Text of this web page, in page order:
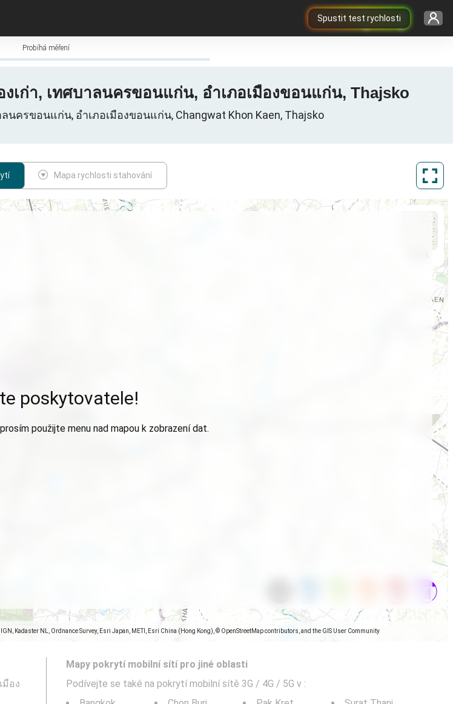
Spustit test rychlosti
Probíhá měření
งเก่า, เทศบาลนครขอนแก่น, อำเภอเมืองขอนแก่น, Thajsko
ลนครขอนแก่น, อำเภอเมืองขอนแก่น, Changwat Khon Kaen, Thajsko
Mapa rychlosti stahování
Kadaster NL, Ordnance Survey, Esri Japan, METI, Esri China (Hong Kong), © OpenStreetMap contributors, and the GIS User Community
poskytovatele!
použijte menu nad mapou k zobrazení dat.
มือง
Mapy pokrytí mobilní sítí pro jiné oblasti
Podívejte se také na pokrytí mobilní sítě 3G / 4G / 5G v :